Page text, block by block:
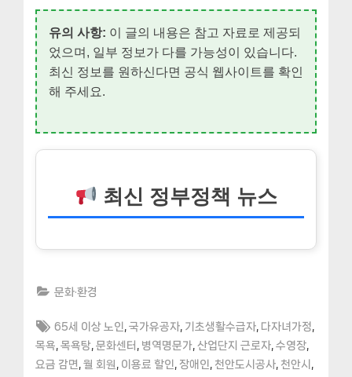
유의 사항: 이 글의 내용은 참고 자료로 제공되
었으며, 일부 정보가 다를 가능성이 있습니다.
최신 정보를 원하신다면 공식 웹사이트를 확인
해 주세요.
최신 정부정책 뉴스
문화·환경
Tags:
65세 이상 노인 ,국가유공자 기초생활수급자 다자녀가정
목욕 목욕탕 문화센터 병역명문가 산업단지 근로자 수영장
요금 감면 월 회원 이용료 할인 장애인 천안도시공사 천안시